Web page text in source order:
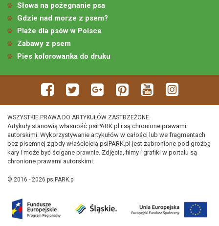
Słowa na pożegnanie psa
Gdzie nad morze z psem?
Plaże dla psów w Polsce
Zabawy z psem
Pies kolorowanka do druku
WSZYSTKIE PRAWA DO ARTYKUŁÓW ZASTRZEŻONE.
Artykuły stanowią własność psiPARK.pl i są chronione prawami
autorskimi. Wykorzystywanie artykułów w całości lub we fragmentach
bez pisemnej zgody właściciela psiPARK.pl jest zabronione pod groźbą
kary i może być ścigane prawnie. Zdjęcia, filmy i grafiki w portalu są
chronione prawami autorskimi.
© 2016 - 2026 psiPARK.pl